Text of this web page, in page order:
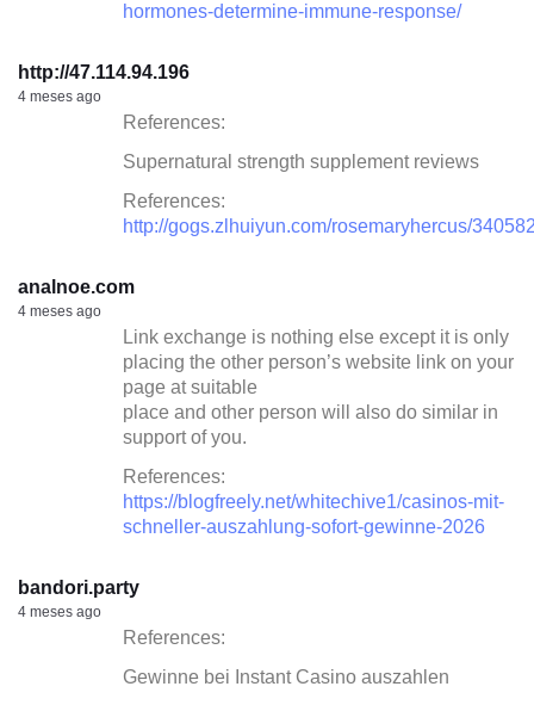
hormones-determine-immune-response/
http://47.114.94.196
4 meses ago
References:
Supernatural strength supplement reviews
References:
http://gogs.zlhuiyun.com/rosemaryhercus/
analnoe.com
4 meses ago
Link exchange is nothing else except it is only
placing the other person’s website link on your
page at suitable
place and other person will also do similar in
support of you.
References:
https://blogfreely.net/whitechive1/casinos-mit-
schneller-auszahlung-sofort-gewinne-2026
bandori.party
4 meses ago
References:
Gewinne bei Instant Casino auszahlen